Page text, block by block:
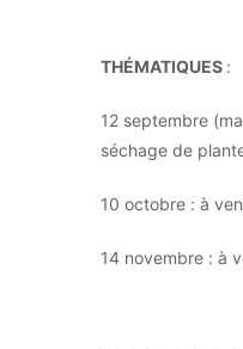
THÉMATIQUES :
12 septembre
séchage de
10 octobre : à
14 novembre : à